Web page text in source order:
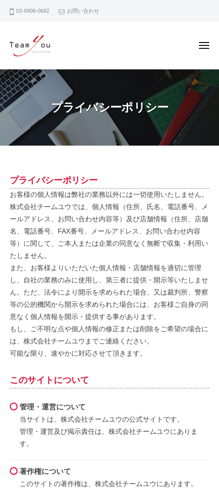
ス
キ
ッ
プ
03-6806-0682 お問い合わせ
チ
ー
ム
ユ
ウ
メ
ー
プライバシーポリシー
プ
ラ
イ
バ
シ
ー
ポ
リ
シ
ー
2020
6
12
日
by
プライバシーポリシー
お客様の個人情報は弊社の業務以外には一切使用いたしません。
株式会社チームユウでは、個人情報（住所、氏名、電話番号、メ
ールアドレス、お問い合わせ内容等）及び店舗情報（住所、店舗
名、電話番号、FAX番号、メールアドレス、お問い合わせ内容
等）に関して、ご本人または企業の同意なく無断で収集・利用い
たしません。
また、お客様よりいただいた個人情報・店舗情報を適切に管理
し、自社の業務のみに使用し、第三者に提供・開示等いたしませ
ん。ただ、法令により開示を求められた場合、又は裁判所、警察
等の公的機関から開示を求められた場合には、お客様ご自身の同
意なく個人情報を開示・提供する事があります。
もし、ご不明な点や個人情報の修正または削除をご希望の場合に
は、株式会社チームユウまでご連絡ください。
可能な限り、速やかに対応させて頂きます。
このサイトについて
管理・運営について
当サイトは、株式会社チームユウの公式サイトです。
管理・運営及び掲示責任は、株式会社チームユウにありま
す。
著作権について
このサイトの著作権は、株式会社チームユウにあります。
ー
ウ